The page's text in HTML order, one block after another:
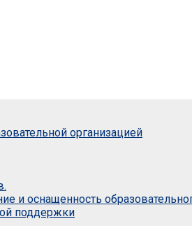
организацией
и оснащенность
поддержки